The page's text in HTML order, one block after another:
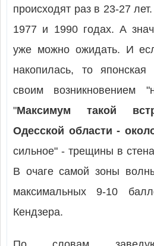
происходят раз в 23-27
1977 и 1990 годах. А
уже можно ожидать. И
накопилась, то японская
своим возникновением
"Максимум такой
Одесской области -
сильное" - трещины в
В очаге самой зоны
максимальных 9-10
Кендзера.